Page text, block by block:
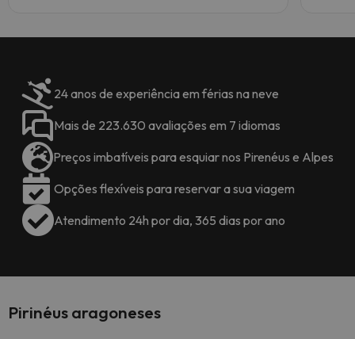
24 anos de experiência em férias na neve
Mais de 223.630 avaliações em 7 idiomas
Preços imbatíveis para esquiar nos Pirenéus e Alpes
Opções flexíveis para reservar a sua viagem
Atendimento 24h por dia, 365 dias por ano
Pirinéus aragoneses